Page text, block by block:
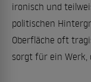
ironisch und
politischen
Oberfläche oft
sorgt für ein Werk,